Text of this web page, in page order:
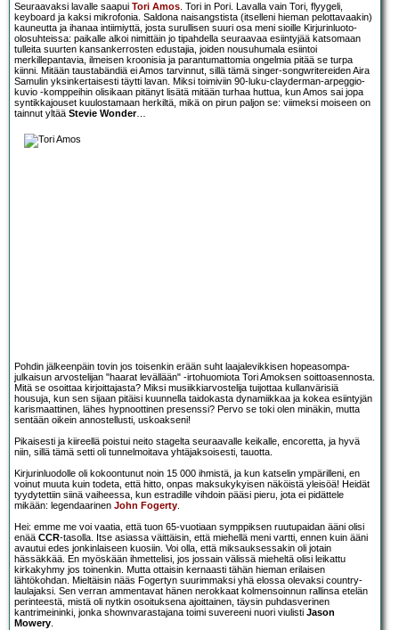
Seuraavaksi lavalle saapui Tori Amos. Tori in Pori. Lavalla vain Tori, flyygeli,
keyboard ja kaksi mikrofonia. Saldona naisangstista (itselleni hieman pelottavaakin)
kauneutta ja ihanaa intiimiyttä, josta surullisen suuri osa meni sioille Kirjurinluoto-
olosuhteissa: paikalle alkoi nimittäin jo tipahdella seuraavaa esiintyjää katsomaan
tulleita suurten kansankerrosten edustajia, joiden nousuhumala esiintoi
merkillepantavia, ilmeisen kroonisia ja parantumattomia ongelmia pitää se turpa
kiinni. Mitään taustabändiä ei Amos tarvinnut, sillä tämä singer-songwritereiden Aira
Samulin yksinkertaisesti täytti lavan. Miksi toimiviin 90-luku-clayderman-arpeggio-
kuvio -komppeihin olisikaan pitänyt lisätä mitään turhaa huttua, kun Amos sai jopa
syntikkajouset kuulostamaan herkiltä, mikä on pirun paljon se: viimeksi moiseen on
tainnut yltää Stevie Wonder…
Pohdin jälkeenpäin tovin jos toisenkin erään suht laajalevikkisen hopeasompa-
julkaisun arvostelijan "haarat levällään" -irtohuomiota Tori Amoksen soittoasennosta.
Mitä se osoittaa kirjoittajasta? Miksi musiikkiarvostelija tuijottaa kullanvärisiä
housuja, kun sen sijaan pitäisi kuunnella taidokasta dynamiikkaa ja kokea esiintyjän
karismaattinen, lähes hypnoottinen presenssi? Pervo se toki olen minäkin, mutta
sentään oikein annostellusti, uskoakseni!
Pikaisesti ja kiireellä poistui neito stagelta seuraavalle keikalle, encoretta, ja hyvä
niin, sillä tämä setti oli tunnelmoitava yhtäjaksoisesti, tauotta.
Kirjurinluodolle oli kokoontunut noin 15 000 ihmistä, ja kun katselin ympärilleni, en
voinut muuta kuin todeta, että hitto, onpas maksukykyisen näköistä yleisöä! Heidät
tyydytettiin siinä vaiheessa, kun estradille vihdoin pääsi pieru, jota ei pidättele
mikään: legendaarinen John Fogerty.
Hei: emme me voi vaatia, että tuon 65-vuotiaan symppiksen ruutupaidan ääni olisi
enää CCR-tasolla. Itse asiassa väittäisin, että miehellä meni vartti, ennen kuin ääni
avautui edes jonkinlaiseen kuosiin. Voi olla, että miksauksessakin oli jotain
hässäkkää. En myöskään ihmettelisi, jos jossain välissä mieheltä olisi leikattu
kirkakyhmy jos toinenkin. Mutta ottaisin kernaasti tähän hieman erilaisen
lähtökohdan. Mieltäisin nääs Fogertyn suurimmaksi yhä elossa olevaksi country-
laulajaksi. Sen verran ammentavat hänen nerokkaat kolmensoinnun rallinsa etelän
perinteestä, mistä oli nytkin osoituksena ajoittainen, täysin puhdasverinen
kantrimeininki, jonka shownvarastajana toimi suvereeni nuori viulisti Jason
Mowery.